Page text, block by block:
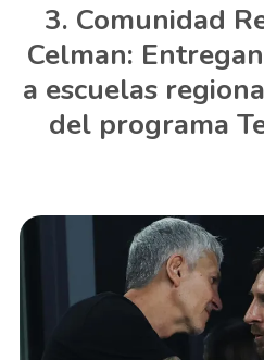
Comunidad
Celman:
a escuelas
del programa